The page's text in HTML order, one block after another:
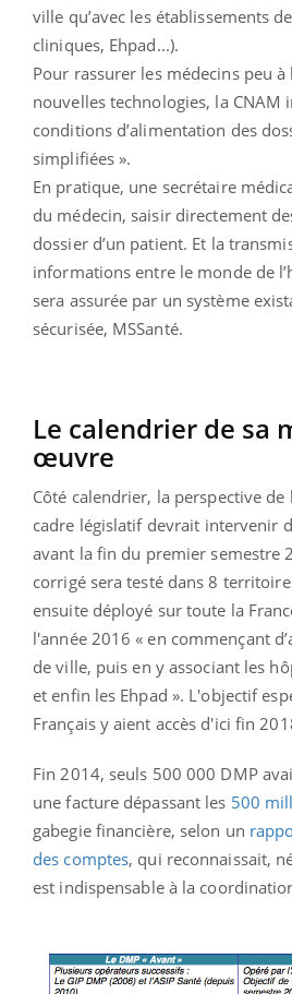
ville qu’avec les établissements
cliniques, Ehpad...).
Pour rassurer les médecins peu à
nouvelles technologies, la CNAM
conditions d’alimentation des
simplifiées ».
En pratique, une secrétaire
du médecin, saisir directement
dossier d’un patient. Et la
informations entre le monde de
sera assurée par un système
sécurisée, MSSanté.
Le calendrier de sa
œuvre
Côté calendrier, la perspective
cadre législatif devrait intervenir
avant la fin du premier semestre
corrigé sera testé dans 8
ensuite déployé sur toute la
l'année 2016 « en commençant
de ville, puis en y associant les
et enfin les Ehpad ». L'objectif
Français y aient accès d'ici fin
Fin 2014, seuls 500 000 DMP
une facture dépassant les 500
gabegie financière, selon un
des comptes, qui reconnaissait,
est indispensable à la